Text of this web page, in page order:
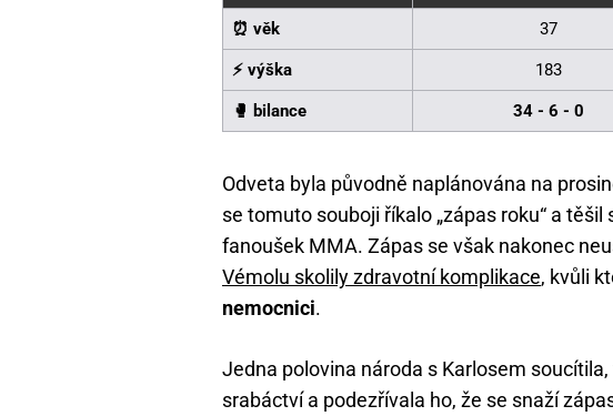
⏰ věk 37
⚡ výška 183
🥊 bilance 34 - 6 - 0
Odveta byla původně naplánována na
se tomuto souboji říkalo „zápas roku“ a
fanoušek MMA. Zápas se však nakonec
Vémolu skolily zdravotní komplikace, kvůli
nemocnici.
Jedna polovina národa s Karlosem
srabáctví a podezřívala ho, že se snaží